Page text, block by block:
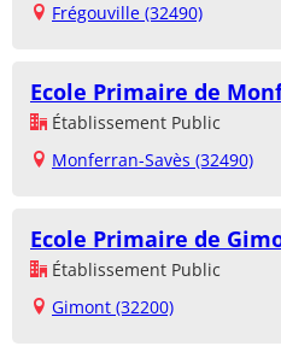
Frégouville (32490)
Ecole Primaire de
Établissement Public
Monferran-Savès (32490)
Ecole Primaire de
Établissement Public
Gimont (32200)